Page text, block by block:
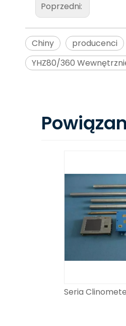
Poprzedni:
Chiny producenci
YHZ80/360
Seria